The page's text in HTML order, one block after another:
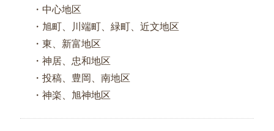
・中心地区
・旭町、川端町、緑町、近文地区
・東、新富地区
・神居、忠和地区
・投稿、豊岡、南地区
・神楽、旭神地区